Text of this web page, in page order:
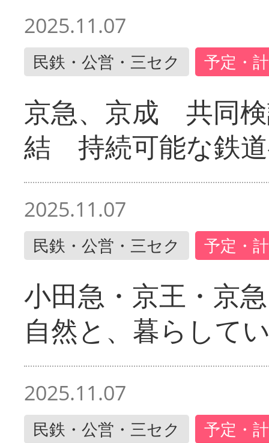
2025.11.07
民鉄・公営・三セク 予定・
京急、京成 共同
結 持続可能な鉄
2025.11.07
民鉄・公営・三セク 予定・
小田急・京王・京
自然と、暮らして
2025.11.07
民鉄・公営・三セク 予定・